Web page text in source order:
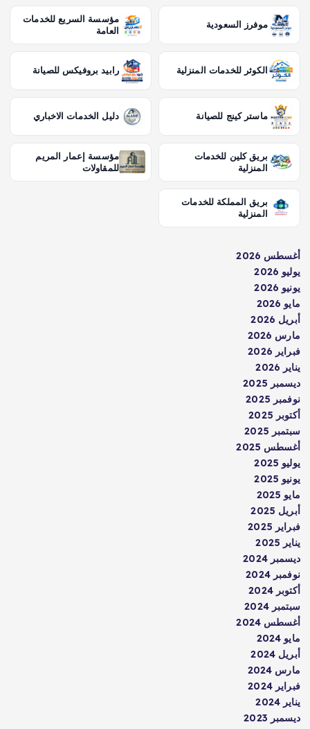
موفرز السعودية
مؤسسة السريع للخدمات
العامة
الكوثر للخدمات المنزلية رابيد بروفيكس للصيانة
ماستر كينج للصيانة دليل الخدمات الاخباري
بريق كلين للخدمات
المنزلية
مؤسسة إعمار المريم
للمقاولات
بريق المملكة للخدمات
المنزلية
أغسطس 2026
يوليو 2026
يونيو 2026
مايو 2026
أبريل 2026
مارس 2026
فبراير 2026
يناير 2026
ديسمبر 2025
نوفمبر 2025
أكتوبر 2025
سبتمبر 2025
أغسطس 2025
يوليو 2025
يونيو 2025
مايو 2025
أبريل 2025
فبراير 2025
يناير 2025
ديسمبر 2024
نوفمبر 2024
أكتوبر 2024
سبتمبر 2024
أغسطس 2024
مايو 2024
أبريل 2024
مارس 2024
فبراير 2024
يناير 2024
ديسمبر 2023